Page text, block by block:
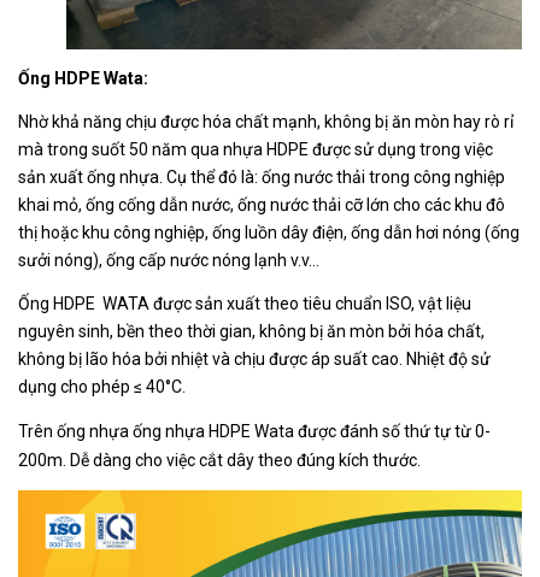
Ống HDPE Wata:
Nhờ khả năng chịu được hóa chất mạnh, không bị ăn mòn hay rò rỉ
mà trong suốt 50 năm qua nhựa HDPE được sử dụng trong việc
sản xuất ống nhựa. Cụ thể đó là: ống nước thải trong công nghiệp
khai mỏ, ống cống dẫn nước, ống nước thải cỡ lớn cho các khu đô
thị hoặc khu công nghiệp, ống luồn dây điện, ống dẫn hơi nóng (ống
sưởi nóng), ống cấp nước nóng lạnh v.v…
Ống HDPE WATA được sản xuất theo tiêu chuẩn ISO, vật liệu
nguyên sinh, bền theo thời gian, không bị ăn mòn bởi hóa chất,
không bị lão hóa bởi nhiệt và chịu được áp suất cao. Nhiệt độ sử
dụng cho phép ≤ 40°C.
Trên ống nhựa ống nhựa HDPE Wata được đánh số thứ tự từ 0-
200m. Dễ dàng cho việc cắt dây theo đúng kích thước.